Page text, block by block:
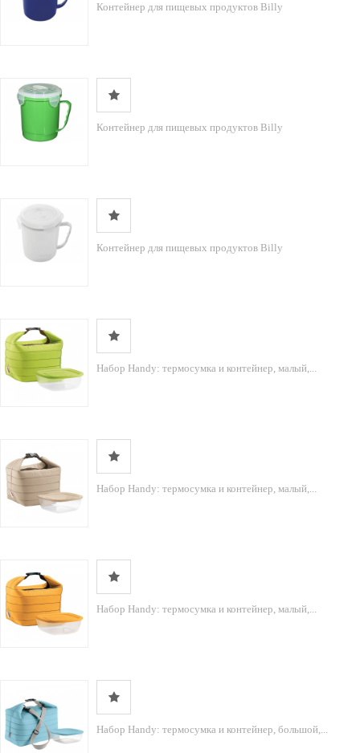
Контейнер для пищевых продуктов Billy
Контейнер для пищевых продуктов Billy
Контейнер для пищевых продуктов Billy
Набор Handy: термосумка и контейнер, малый,...
Набор Handy: термосумка и контейнер, малый,...
Набор Handy: термосумка и контейнер, малый,...
Набор Handy: термосумка и контейнер, большой,...